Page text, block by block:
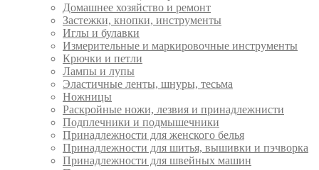
Домашнее хозяйство и ремонт
Застежки, кнопки, инструменты
Иглы и булавки
Измерительные и маркировочные инструменты
Крючки и петли
Лампы и лупы
Эластичные ленты, шнуры, тесьма
Ножницы
Раскройные ножи, лезвия и принадлежнисти
Подплечники и подмышечники
Принадлежности для женского белья
Принадлежности для шитья, вышивки и пэчворка
Принадлежности для швейных машин